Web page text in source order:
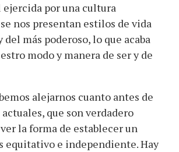
por una cultura
nos presentan estilos de vida
del más poderoso, lo que acaba
modo y manera de ser y de
alejarnos cuanto antes de
que son verdadero
la forma de establecer un
equitativo e independiente. Hay